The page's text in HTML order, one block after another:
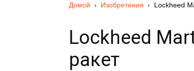
Домой Изобретения Lockheed
Lockheed
ракет